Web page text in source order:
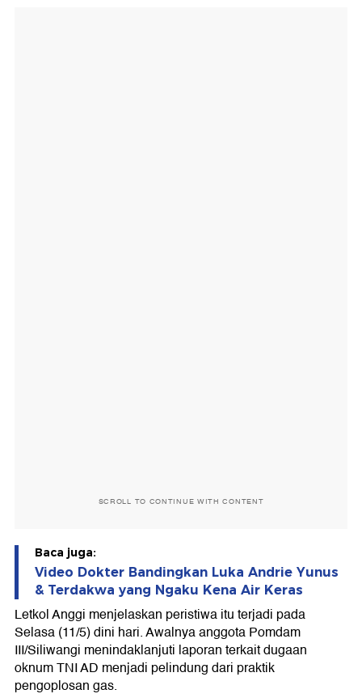
SCROLL TO CONTINUE WITH CONTENT
Baca juga:
Video Dokter Bandingkan Luka Andrie Yunus
& Terdakwa yang Ngaku Kena Air Keras
Letkol Anggi menjelaskan peristiwa itu terjadi pada
Selasa (11/5) dini hari. Awalnya anggota Pomdam
III/Siliwangi menindaklanjuti laporan terkait dugaan
oknum TNI AD menjadi pelindung dari praktik
pengoplosan gas.